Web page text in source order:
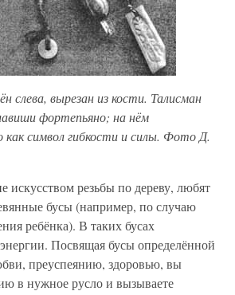
слева, вырезан из кости. Талисман
фортепьяно; на нём
как символ гибкости и силы. Фото Д.
резьбы по дереву, любят
бусы (например, по случаю
ребёнка). В таких бусах
Посвящая бусы определённой
преуспеянию, здоровью, вы
в нужное русло и вызываете